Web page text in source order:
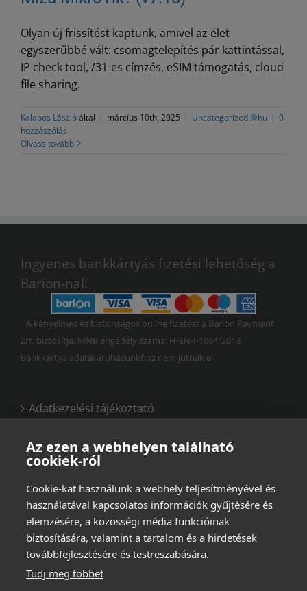
Olyan új frissítést kaptunk, amivel az élet
egyszerűbbé vált: csomagtelepítés pár kattintással,
IP check tool, /31-es címzés, eSIM támogatás, cloud
file sharing.
Kalapos Lászlóáltal | március 10th, 2025 | Uncategorized @hu | 0
hozzászólás
Olvass tovább
Ingyenes bankkártyás fizetési lehetőség a
Barion-nal!
A kényelmes és biztonságos online fizetést a Barion Payment
Zrt. biztosítja, MNB engedély száma: H-EN-I-1064/2013
Bankkártya adatai áruházunkhoz nem jutnak el.
Adatkezelési tájékoztató
Vásárlási és felhasználási feltételek
Az ezen a webhelyen található
cookiek-ról
Cookie-kat használunk a webhely teljesítményével és
használatával kapcsolatos információk gyűjtésére és
elemzésére, a közösségi média funkcióinak
biztosítására, valamint a tartalom és a hirdetések
továbbfejlesztésére és testreszabására.
Tudj meg többet